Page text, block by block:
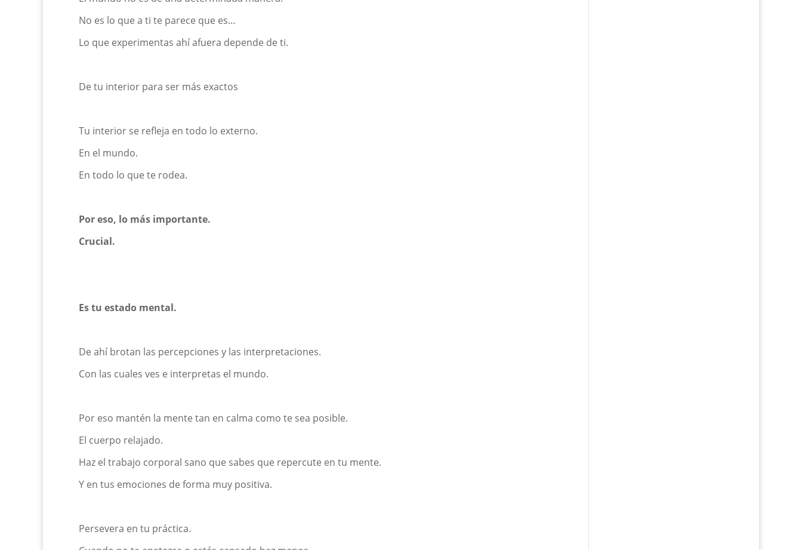
No es lo que a ti te parece que es…
Lo que experimentas ahí afuera depende de ti.
De tu interior para ser más exactos
Tu interior se refleja en todo lo externo.
En el mundo.
En todo lo que te rodea.
Por eso, lo más importante.
Crucial.
Es tu estado mental.
De ahí brotan las percepciones y las interpretaciones.
Con las cuales ves e interpretas el mundo.
Por eso mantén la mente tan en calma como te sea posible.
El cuerpo relajado.
Haz el trabajo corporal sano que sabes que repercute en tu mente.
Y en tus emociones de forma muy positiva.
Persevera en tu práctica.